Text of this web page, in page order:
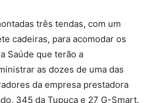
três tendas, com um
cadeiras, para acomodar os
Saúde que terão a
as dozes de uma das
da empresa prestadora
345 da Tupuca e 27 G-Smart.